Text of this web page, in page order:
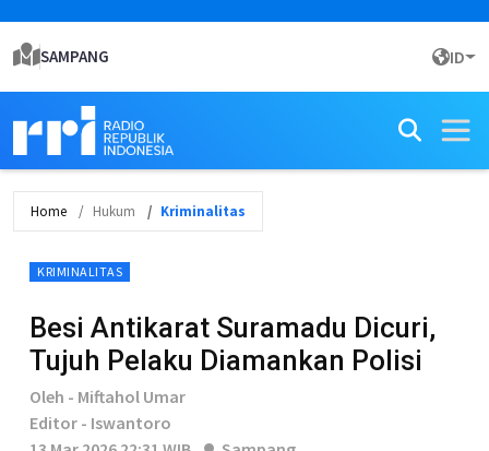
SAMPANG ID
Home Hukum Kriminalitas
KRIMINALITAS
Besi Antikarat Suramadu Dicuri,
Tujuh Pelaku Diamankan Polisi
Oleh - Miftahol Umar
Editor - Iswantoro